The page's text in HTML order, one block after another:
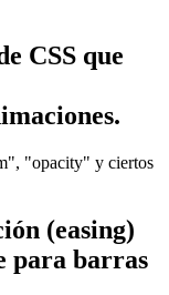
CSS que
"opacity" y ciertos
(easing)
para barras